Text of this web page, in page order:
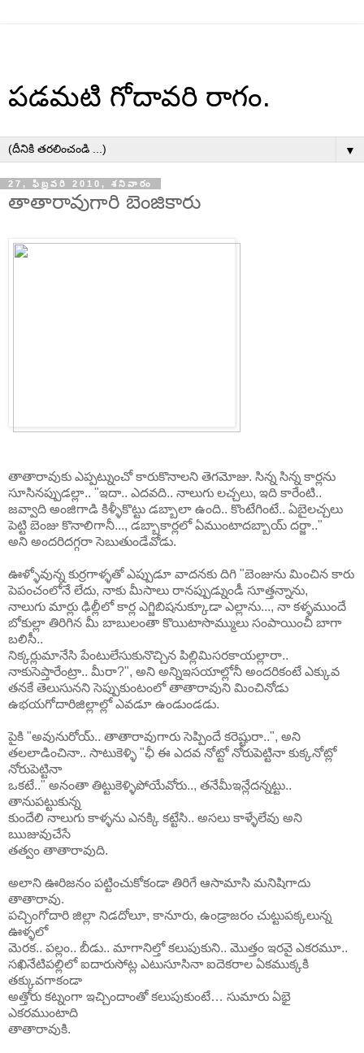
పడమటి గోదావరి రాగం.
▼
27, ఫిబ్రవరి 2010, శనివారం
తాతారావుగారి బెంజికారు
తాతారావుకు ఎప్పట్నుంచో కారుకొనాలని తెగమోజు. సిన్న సిన్న కార్లను
సూసినప్పుడల్లా.. "ఇదా.. ఎదవది.. నాలుగు లచ్చలు, ఇది కారేంటి..
జవ్వాది అంజిగాడి కిళ్ళీకొట్టు డబ్బాలా ఉంది.. కొంటేగింటే.. ఏబైలచ్చలు
పెట్టి బెంజు కొనాలిగానీ..., డబ్బాకార్లలో ఏముంటాదబ్బాయ్ దర్జా.."
అని అందరిదగ్గరా సెబుతుండేవోడు.
ఊళ్ళోవున్న కుర్రగాళ్ళతో ఎప్పుడూ వాదనకు దిగి "బెంజును మించిన కారు
పెపంచంలోనే లేదు, నాకు మీసాలు రానప్పుడ్నుండీ సూత్తన్నాను,
నాలుగు మార్లు ఢిల్లీలో కార్ల ఎగ్జిబిషనుక్కూడా ఎల్లాను..., నా కళ్ళముందే
బోకుల్లా తిరిగిన మీ బాబులంతా కొయిటాసొమ్ములు సంపాయించీ బాగా
బలిసీ..
నిక్కర్లుమానేసి పేంటులేసుకునొచ్చిన పిల్లిమిసరకాయల్లారా..
నాకుసెప్తారేంట్రా.. మీరా?", అని అన్నిఇసయాల్లోనీ అందరికంటే ఎక్కువ
తనకే తెలుసునని సెప్పుకుంటంలో తాతారావుని మించినోడు
ఉభయగోదారిజిల్లాల్లో ఎవడూ ఉండుండడు.
పైకి "అవునురోయ్.. తాతారావుగారు సెప్పిందే కరెష్టురా..", అని
తలలాడించినా.. సాటుకెళ్ళి "ఛీ ఈ ఎదవ నోట్టో నోరుపెట్టినా కుక్కనోట్లో
నోరుపెట్టినా
ఒకటే.." అనంతా తిట్టుకెళ్ళిపోయేవోరు.., తనేమీఇన్లేదన్నట్టు..
తానుపట్టుకున్న
కుందేలి నాలుగు కాళ్ళను ఎనక్కి కట్టేసి.. అసలు కాళ్ళేలేవు అని
ఋజువుచేసే
తత్వం తాతారావుది.
అలాని ఊరిజనం పట్టించుకోకండా తిరిగే ఆసామాసి మనిషిగాదు
తాతారావు.
పచ్చింగోదారి జిల్లా నిడదోలూ, కానూరు, ఉండ్రాజరం చుట్టుపక్కలున్న
ఊళ్ళలో
మెరక.. పల్లం.. బీడు.. మాగానిల్తో కలుపుకుని.. మొత్తం ఇరవై ఎకరమూ..
సఖినేటిపల్లిలో ఐదారుసోట్ల ఎటుసూసినా ఐదెకరాల ఏకముక్కకి
తక్కువగాకండా
అత్తోరు కట్నంగా ఇచ్చిందాంతో కలుపుకుంటే… సుమారు ఏభై
ఎకరముంటాది
తాతారావుకి.